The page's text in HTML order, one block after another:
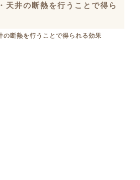
天井の断熱を行うことで得ら